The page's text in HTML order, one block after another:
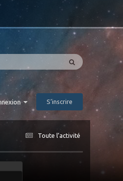
S’inscrire
Toute l’activité